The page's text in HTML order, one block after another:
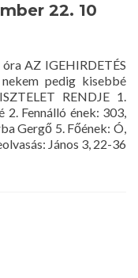
22. 10
AZ IGEHIRDETÉS
pedig kisebbé
RENDJE 1.
2. Fennálló ének: 303,
Gergő 5. Főének: Ó,
János 3, 22-36